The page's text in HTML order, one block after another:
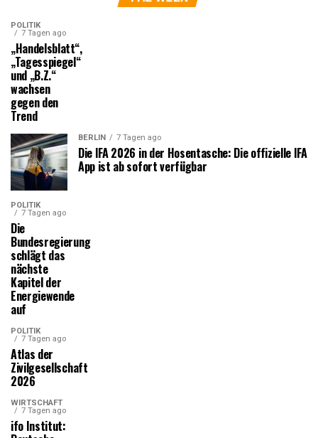
POLITIK
7 Tagen ago
„Handelsblatt“,
„Tagesspiegel“
und „B.Z.“
wachsen
gegen den
Trend
BERLIN 7 Tagen ago
Die IFA 2026 in der Hosentasche: Die offizielle IFA
App ist ab sofort verfügbar
POLITIK
7 Tagen ago
Die
Bundesregierung
schlägt das
nächste
Kapitel der
Energiewende
auf
POLITIK
7 Tagen ago
Atlas der
Zivilgesellschaft
2026
WIRTSCHAFT
7 Tagen ago
ifo Institut: